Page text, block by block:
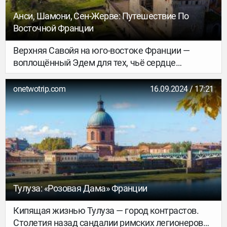
Анси, Шамони, Сен-Жерве: Путешествие По
Восточной Франции
Верхняя Савойя на юго-востоке Франции —
воплощённый Эдем для тех, чьё сердце
принадлежит горам. Французские Альпы,
прозрачные заповедные озёра и высочайшая
вершина Европы, красавец Монблан — здесь
легко оставить частичку души.
onetwotrip.com 16.09.2024 / 17:21
Тулуза: «розовая Дама» Франции
Кипящая жизнью Тулуза — город контрастов.
Столетия назад сандалии римских легионеров